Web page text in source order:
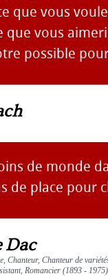
que vous
que vous
possible
de monde
de place pour
Dac
Chanteur, Chanteur de
Romancier (1893 - 1975)